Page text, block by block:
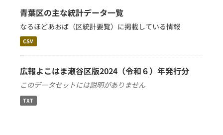
青葉区の主な統計データ一覧
なるほどあおば（区統計要覧）に掲載している情報
CSV
広報よこはま瀬谷区版2024（令和６）年発行分
このデータセットには説明がありません
TXT